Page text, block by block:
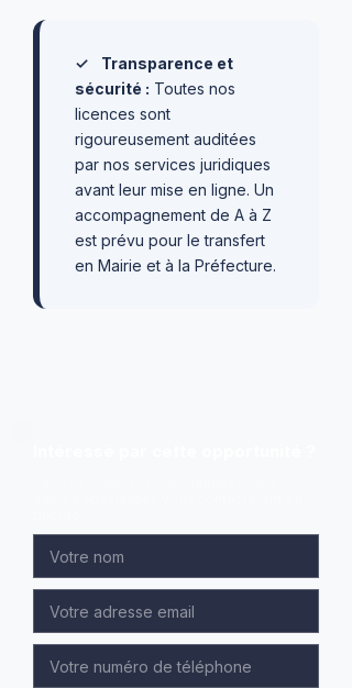
✓
Transparence et
sécurité : Toutes nos
licences sont
rigoureusement auditées
par nos services juridiques
avant leur mise en ligne. Un
accompagnement de A à Z
est prévu pour le transfert
en Mairie et à la Préfecture.